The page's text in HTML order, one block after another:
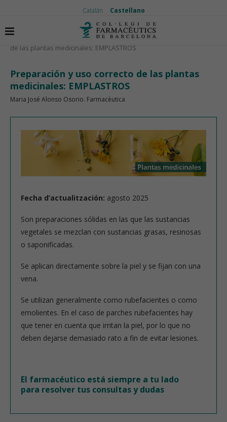
Catalán Castellano
Inicio Plantas medicinales
Preparación y uso correcto
de las plantas medicinales: EMPLASTROS
Preparación y uso correcto de las plantas
medicinales: EMPLASTROS
Maria José Alonso Osorio. Farmacèutica
Fecha d’actualitzación: agosto 2025
Son preparaciones sólidas en las que las sustancias
vegetales se mezclan con sustancias grasas, resinosas
o saponificadas.
Se aplican directamente sobre la piel y se fijan con una
vena.
Se utilizan generalmente como rubefacientes o como
emolientes. En el caso de parches rubefacientes hay
que tener en cuenta que irritan la piel, por lo que no
deben dejarse demasiado rato a fin de evitar lesiones.
El farmacéutico está siempre a tu lado
para resolver tus consultas y dudas